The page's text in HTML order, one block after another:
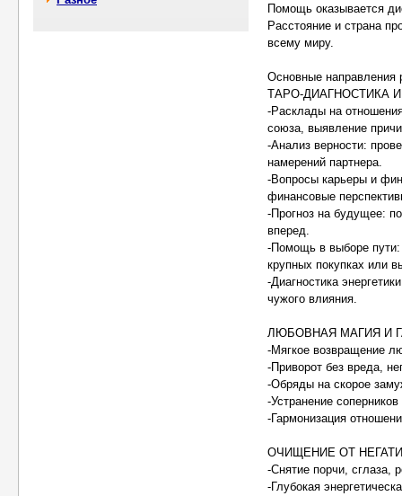
Помощь оказывается
Расстояние и страна
всему миру.
Основные направления
ТАРО-ДИАГНОСТИКА
-Расклады на
союза, выявление
-Анализ верности:
намерений партнера.
-Вопросы карьеры и
финансовые
-Прогноз на будущее:
вперед.
-Помощь в выборе
крупных покупках или
-Диагностика
чужого влияния.
ЛЮБОВНАЯ МАГИЯ И
-Мягкое возвращение
-Приворот без вреда,
-Обряды на скорое
-Устранение
-Гармонизация
ОЧИЩЕНИЕ ОТ
-Снятие порчи, сглаза,
-Глубокая